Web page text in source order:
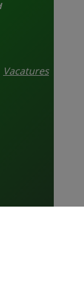
Vacatures